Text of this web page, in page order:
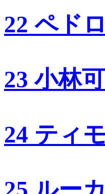
22 ペド
23 小林
24 ティ